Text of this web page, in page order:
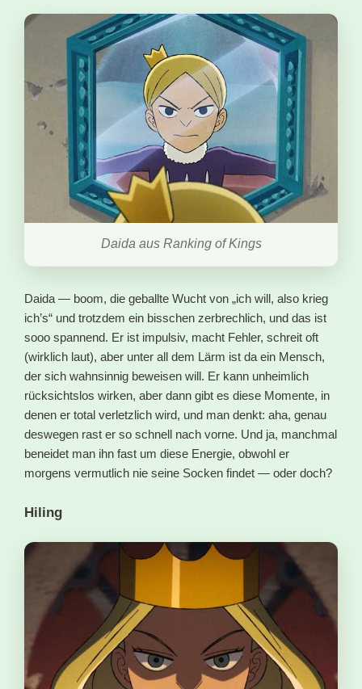
Daida aus Ranking of Kings
Daida — boom, die geballte Wucht von „ich will, also krieg
ich’s“ und trotzdem ein bisschen zerbrechlich, und das ist
sooo spannend. Er ist impulsiv, macht Fehler, schreit oft
(wirklich laut), aber unter all dem Lärm ist da ein Mensch,
der sich wahnsinnig beweisen will. Er kann unheimlich
rücksichtslos wirken, aber dann gibt es diese Momente, in
denen er total verletzlich wird, und man denkt: aha, genau
deswegen rast er so schnell nach vorne. Und ja, manchmal
beneidet man ihn fast um diese Energie, obwohl er
morgens vermutlich nie seine Socken findet — oder doch?
Hiling